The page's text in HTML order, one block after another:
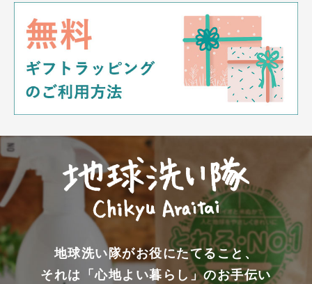
地球洗い隊がお役にたてること、
それは「心地よい暮らし」のお手伝い